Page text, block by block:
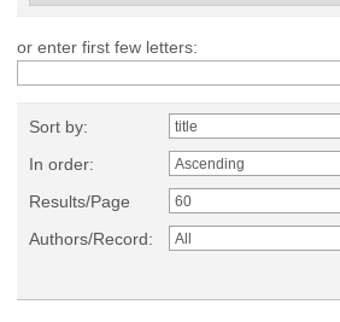
or enter first few letters:
Sort by:
In order:
Results/Page
Authors/Record: